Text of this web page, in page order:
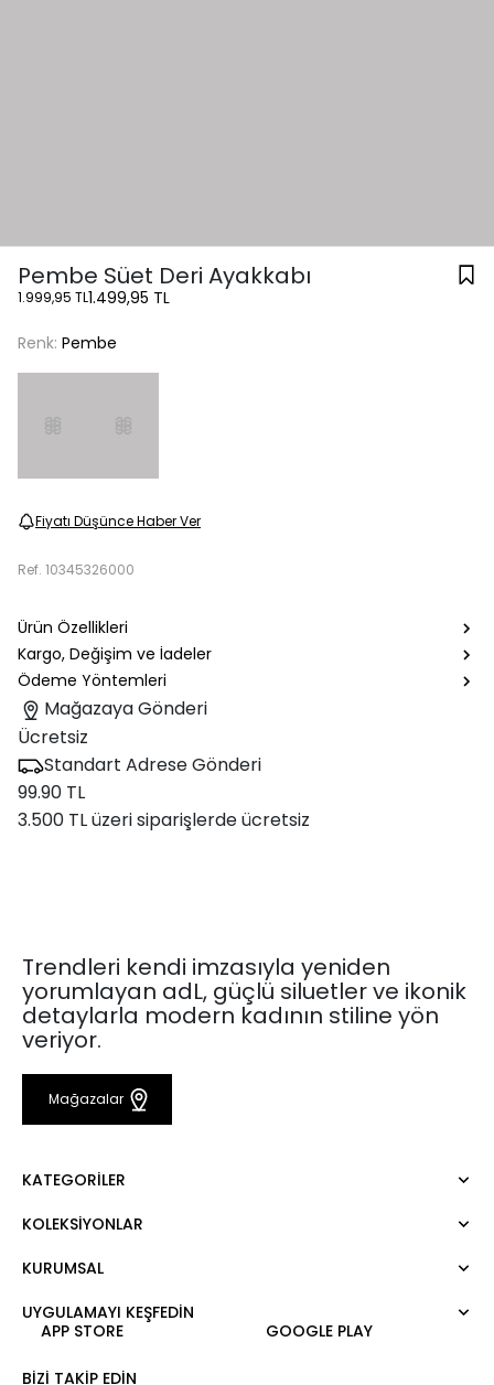
Pembe Süet Deri Ayakkabı
1.999,95 TL1.499,95 TL
Renk: Pembe
Fiyatı Düşünce Haber Ver
Ref. 10345326000
Ürün Özellikleri
Kargo, Değişim ve İadeler
Ödeme Yöntemleri
Mağazaya Gönderi
Ücretsiz
Standart Adrese Gönderi
99.90 TL
3.500 TL üzeri siparişlerde ücretsiz
Trendleri kendi imzasıyla yeniden
yorumlayan adL, güçlü siluetler ve ikonik
detaylarla modern kadının stiline yön
veriyor.
Mağazalar
KATEGORILER
Elbise
Pantolon
Sweatshirt
Etek
KOLEKSIYONLAR
Mert Aslan
Nature Love
KURUMSAL
Hakkımızda
Kariyer
UYGULAMAYI KEŞFEDİN
APP STORE
GOOGLE PLAY
BIZI TAKIP EDIN